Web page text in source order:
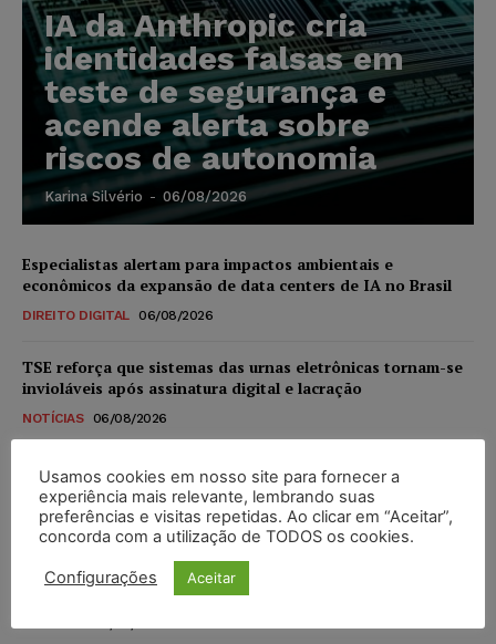
IA da Anthropic cria
identidades falsas em
teste de segurança e
acende alerta sobre
riscos de autonomia
Karina Silvério - 06/08/2026
Especialistas alertam para impactos ambientais e
econômicos da expansão de data centers de IA no Brasil
DIREITO DIGITAL 06/08/2026
TSE reforça que sistemas das urnas eletrônicas tornam-se
invioláveis após assinatura digital e lacração
NOTÍCIAS 06/08/2026
STF inicia julgamento sobre constitucionalidade da
proibição dos jogos de azar no Brasil
NOTÍCIAS 06/08/2026
Projeto proíbe venda de vapes para nascidos a partir de
Usamos cookies em nosso site para fornecer a
experiência mais relevante, lembrando suas
preferências e visitas repetidas. Ao clicar em “Aceitar”,
concorda com a utilização de TODOS os cookies.
Configurações Aceitar